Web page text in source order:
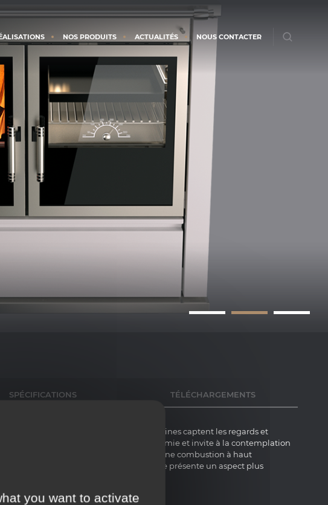
NOS PRODUITS ACTUALITÉS NOUS CONTACTER
SPÉCIFICATIONS TÉLÉCHARGEMENTS
libre installation. Ses lignes contemporaines captent les regards et
panoramique assure une longue autonomie et invite à la contemplation
matériaux de première qualité pour une combustion à haut
la base est munie d’une niche arquée présente un aspect plus
you want to activate